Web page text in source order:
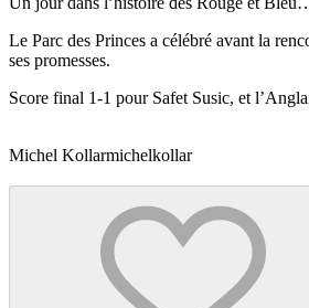
Le Parc des Princes a célébré avant la
ses promesses.
Score final 1-1 pour Safet Susic, et
Michel Kollarmichelkollar